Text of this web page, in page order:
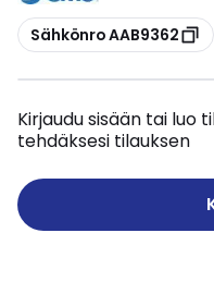
Kopioi
Sähkönro AAB9362
Kirjaudu sisään tai luo
tehdäksesi tilauksen